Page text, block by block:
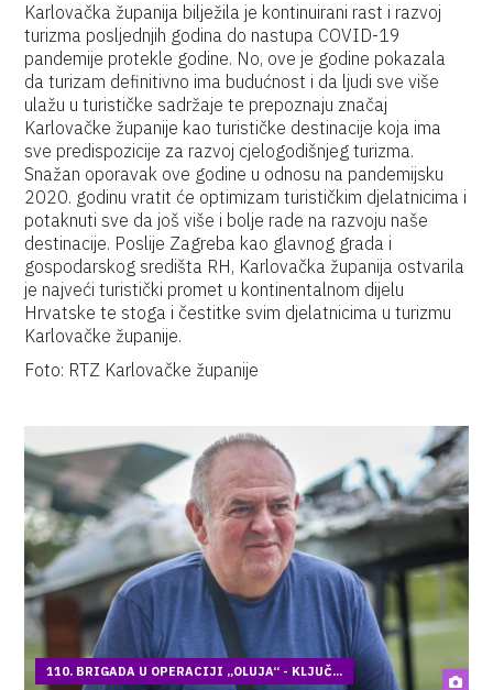
Karlovačka županija bilježila je kontinuirani rast i razvoj
turizma posljednjih godina do nastupa COVID-19
pandemije protekle godine. No, ove je godine pokazala
da turizam definitivno ima budućnost i da ljudi sve više
ulažu u turističke sadržaje te prepoznaju značaj
Karlovačke županije kao turističke destinacije koja ima
sve predispozicije za razvoj cjelogodišnjeg turizma.
Snažan oporavak ove godine u odnosu na pandemijsku
2020. godinu vratit će optimizam turističkim djelatnicima i
potaknuti sve da još više i bolje rade na razvoju naše
destinacije. Poslije Zagreba kao glavnog grada i
gospodarskog središta RH, Karlovačka županija ostvarila
je najveći turistički promet u kontinentalnom dijelu
Hrvatske te stoga i čestitke svim djelatnicima u turizmu
Karlovačke županije.
Foto: RTZ Karlovačke županije
110. BRIGADA U OPERACIJI „OLUJA“ - KLJUČ...